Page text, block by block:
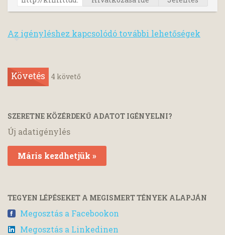
Az igényléshez kapcsolódó további lehetőségek
Követés 4 követő
SZERETNE KÖZÉRDEKŰ ADATOT IGÉNYELNI?
Új adatigénylés
Máris kezdhetjük »
TEGYEN LÉPÉSEKET A MEGISMERT TÉNYEK ALAPJÁN
Megosztás a Facebookon
Megosztás a Linkedinen